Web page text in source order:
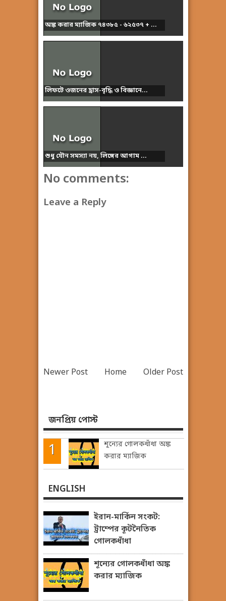
অঙ্ক করার ম্যাজিক ৭৪৩৮৫ - ৬২৫৩৭ + ...
লিফটে ওজনের হ্রাস-বৃদ্ধি ও বিজ্ঞানে...
শুধু যৌন সমস্যা নয়, লিঙ্গের আগাম ...
No comments:
Leave a Reply
Newer Post Older Post
Home
জনপ্রিয় পোস্ট
শূন্যের গোলকধাঁধা অঙ্ক
করার ম্যাজিক
ENGLISH
ইরান-মার্কিন সংকট:
ট্রাম্পের কূটনৈতিক
গোলকধাঁধা
শূন্যের গোলকধাঁধা অঙ্ক
করার ম্যাজিক